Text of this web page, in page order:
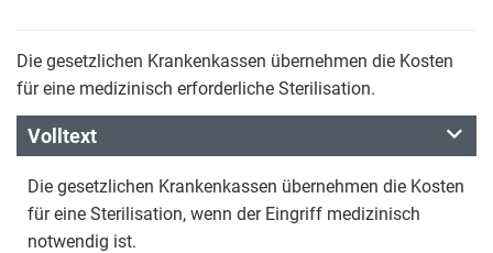
Die gesetzlichen Krankenkassen übernehmen die Kosten
für eine medizinisch erforderliche Sterilisation.
Volltext
Die gesetzlichen Krankenkassen übernehmen die Kosten
für eine Sterilisation, wenn der Eingriff medizinisch
notwendig ist.